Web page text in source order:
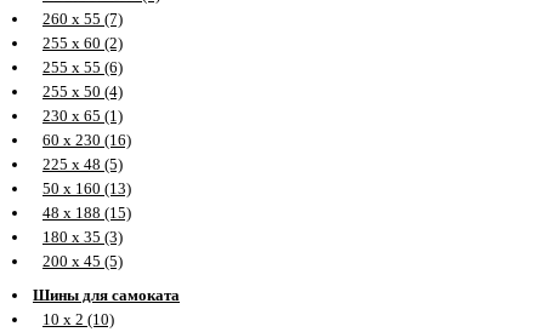
260 х 55 (7)
255 х 60 (2)
255 х 55 (6)
255 х 50 (4)
230 х 65 (1)
60 х 230 (16)
225 х 48 (5)
50 х 160 (13)
48 х 188 (15)
180 х 35 (3)
200 х 45 (5)
Шины для самоката
10 х 2 (10)